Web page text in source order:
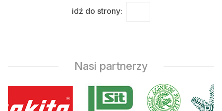
idź do strony:
Nasi partnerzy